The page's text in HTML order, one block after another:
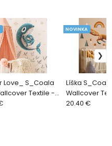
Love_ S_Coala
Textile -
tkané
Líška
Wallcover
samolepiace
NOVINKA
20.40 €